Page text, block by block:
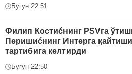
Бугун 22:51
Филип Костиćнинг PSVга
Перишиćнинг Интерга
тартибига келтирди
Бугун 22:50